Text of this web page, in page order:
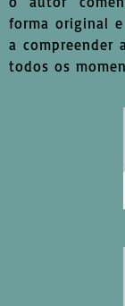
forma original
a compreender
todos os